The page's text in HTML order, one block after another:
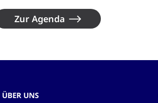
Zur Agenda
ÜBER UNS